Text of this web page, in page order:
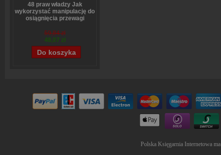
48 praw władzy Jak
wykorzystać manipulację do
osiągnięcia przewagi
59,84 zł
48,07 zł
Polska Księgarnia Internetowa